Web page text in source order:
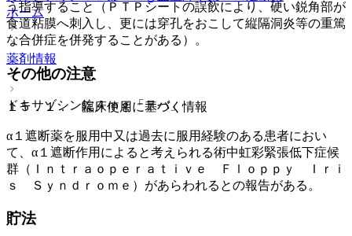
ホーム
薬剤情報
ドキサゾシン錠４ｍｇ「テバ」
う指導すること（ＰＴＰシートの誤飲により、硬い鋭角部が
食道粘膜へ刺入し、更には穿孔をおこして縦隔洞炎等の重篤
な合併症を併発することがある）。
その他の注意
１５．１． 臨床使用に基づく情報
α１遮断薬を服用中又は過去に服用経験のある患者におい
て、α１遮断作用によると考えられる術中虹彩緊張低下症候
群（Ｉｎｔｒａｏｐｅｒａｔｉｖｅ Ｆｌｏｐｐｙ Ｉｒｉ
ｓ Ｓｙｎｄｒｏｍｅ）があらわれるとの報告がある。
貯法